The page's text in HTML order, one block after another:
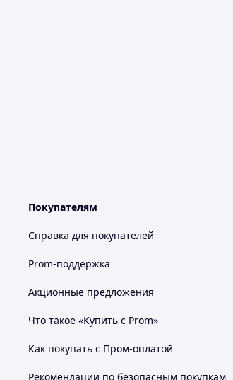
Покупателям
Справка для покупателей
Prom-поддержка
Акционные предложения
Что такое «Купить с Prom»
Как покупать с Пром-оплатой
Рекомендации по безопасным покупкам